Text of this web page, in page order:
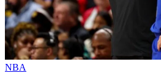
NBA